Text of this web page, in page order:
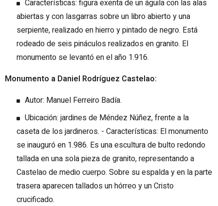
Características: figura exenta de un águila con las alas
abiertas y con lasgarras sobre un libro abierto y una
serpiente, realizado en hierro y pintado de negro. Está
rodeado de seis pináculos realizados en granito. El
monumento se levantó en el año 1.916.
Monumento a Daniel Rodríguez Castelao:
Autor: Manuel Ferreiro Badía.
Ubicación: jardines de Méndez Núñez, frente a la
caseta de los jardineros. - Características: El monumento
se inauguró en 1.986. Es una escultura de bulto redondo
tallada en una sola pieza de granito, representando a
Castelao de medio cuerpo. Sobre su espalda y en la parte
trasera aparecen tallados un hórreo y un Cristo
crucificado.